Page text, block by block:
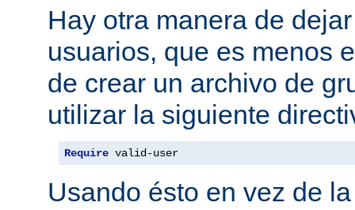
Hay otra manera de
usuarios, que es menos
de crear un archivo de
utilizar la siguiente
Require valid-user
Usando ésto en vez de